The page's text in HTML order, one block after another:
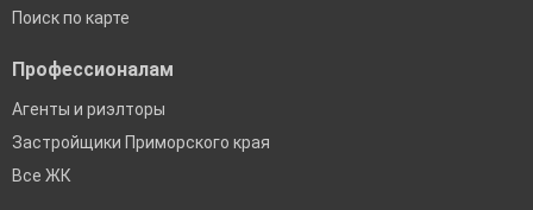
Поиск по карте
Профессионалам
Агенты и риэлторы
Застройщики Приморского края
Все ЖК